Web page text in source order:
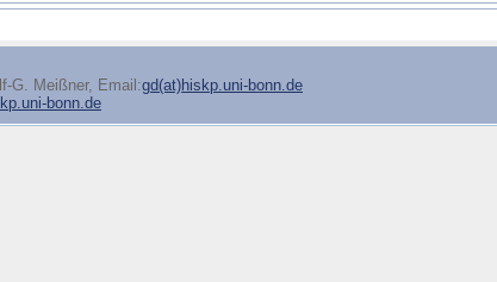
G. Meißner, Email:gd(at)hiskp.uni-bonn.de
bonn.de